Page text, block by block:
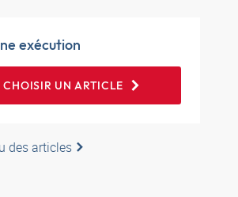
exécution
UN ARTICLE
des articles